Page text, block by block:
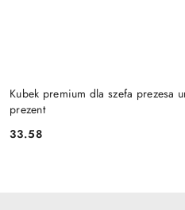
Kubek premium dla szefa prezesa
prezent
Cena:
33.58